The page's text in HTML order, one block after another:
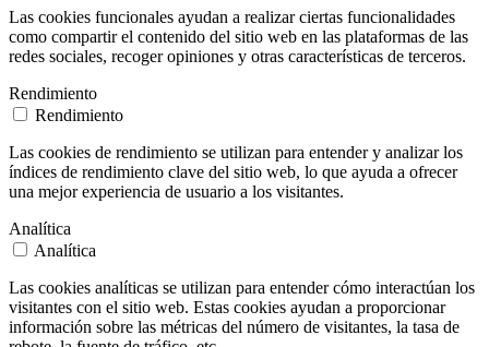
Las cookies funcionales ayudan a realizar ciertas funcionalidades
como compartir el contenido del sitio web en las plataformas de las
redes sociales, recoger opiniones y otras características de terceros.
Rendimiento
Rendimiento
Las cookies de rendimiento se utilizan para entender y analizar los
índices de rendimiento clave del sitio web, lo que ayuda a ofrecer
una mejor experiencia de usuario a los visitantes.
Analítica
Analítica
Las cookies analíticas se utilizan para entender cómo interactúan los
visitantes con el sitio web. Estas cookies ayudan a proporcionar
información sobre las métricas del número de visitantes, la tasa de